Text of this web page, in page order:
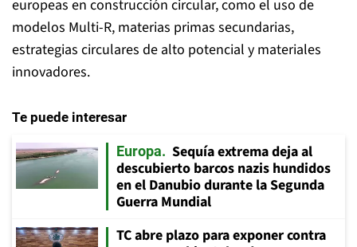
europeas en construcción circular, como el uso de
modelos Multi-R, materias primas secundarias,
estrategias circulares de alto potencial y materiales
innovadores.
Te puede interesar
Europa
Sequía extrema deja al
descubierto barcos nazis hundidos
en el Danubio durante la Segunda
Guerra Mundial
TC abre plazo para exponer contra